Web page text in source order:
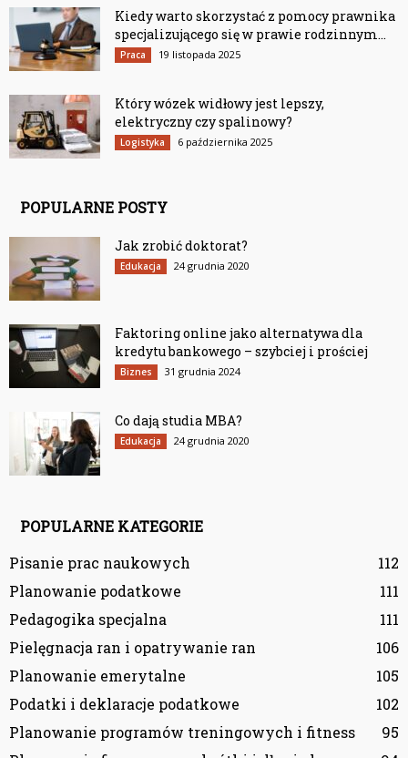
Kiedy warto skorzystać z pomocy prawnika
specjalizującego się w prawie rodzinnym...
Praca 19 listopada 2025
Który wózek widłowy jest lepszy,
elektryczny czy spalinowy?
Logistyka 6 października 2025
POPULARNE POSTY
Jak zrobić doktorat?
Edukacja 24 grudnia 2020
Faktoring online jako alternatywa dla
kredytu bankowego – szybciej i prościej
Biznes 31 grudnia 2024
Co dają studia MBA?
Edukacja 24 grudnia 2020
POPULARNE KATEGORIE
Pisanie prac naukowych
112
Planowanie podatkowe
111
Pedagogika specjalna
111
Pielęgnacja ran i opatrywanie ran
106
Planowanie emerytalne
105
Podatki i deklaracje podatkowe
102
Planowanie programów treningowych i fitness
95